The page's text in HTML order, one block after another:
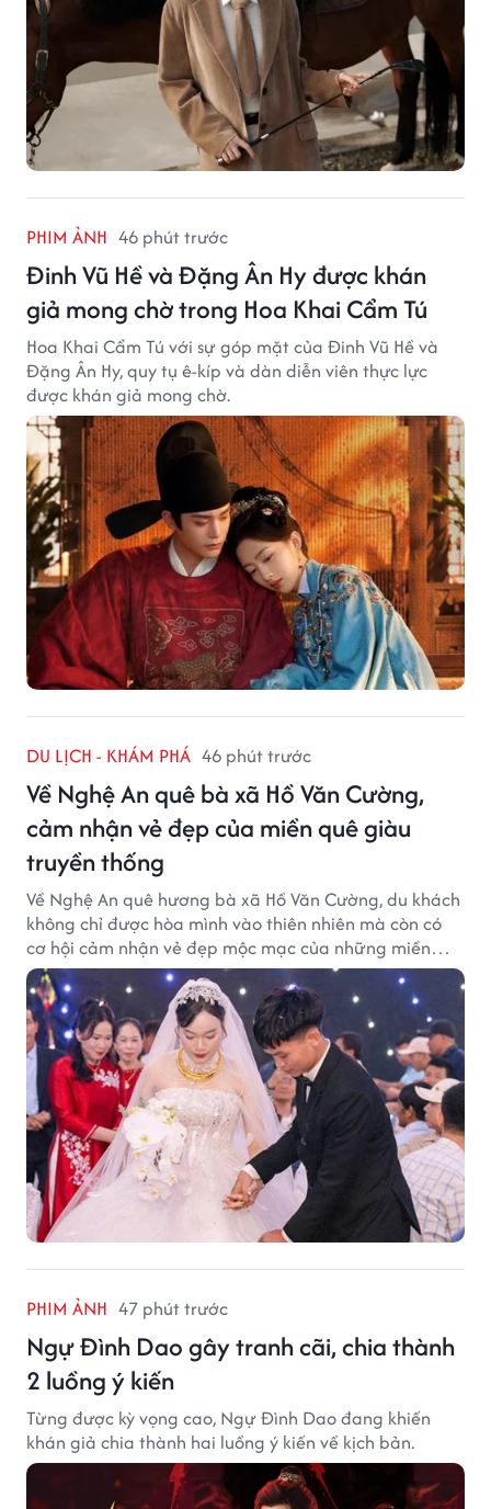
PHIM ẢNH 46 phút trước
Đinh Vũ Hề và Đặng Ân Hy được khán
giả mong chờ trong Hoa Khai Cẩm Tú
Hoa Khai Cẩm Tú với sự góp mặt của Đinh Vũ Hề và
Đặng Ân Hy, quy tụ ê-kíp và dàn diễn viên thực lực
được khán giả mong chờ.
DU LỊCH - KHÁM PHÁ 46 phút trước
Về Nghệ An quê bà xã Hồ Văn Cường,
cảm nhận vẻ đẹp của miền quê giàu
truyền thống
Về Nghệ An quê hương bà xã Hồ Văn Cường, du khách
không chỉ được hòa mình vào thiên nhiên mà còn có
cơ hội cảm nhận vẻ đẹp mộc mạc của những miền
quê giàu truyền thống.
PHIM ẢNH 47 phút trước
Ngự Đình Dao gây tranh cãi, chia thành
2 luồng ý kiến
Từng được kỳ vọng cao, Ngự Đình Dao đang khiến
khán giả chia thành hai luồng ý kiến về kịch bản.